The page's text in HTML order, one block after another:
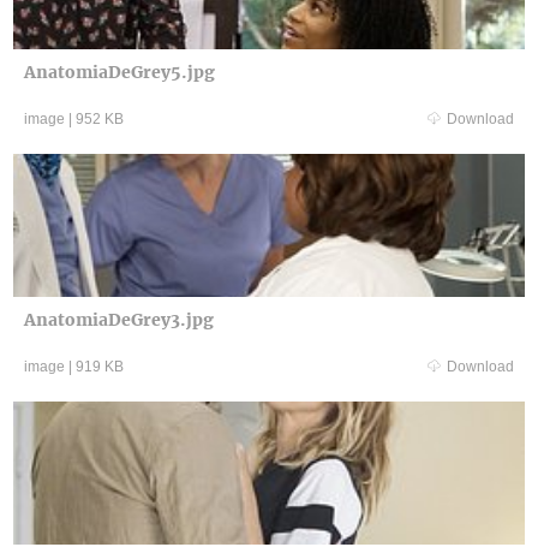
AnatomiaDeGrey5.jpg
image 952 KB Download
AnatomiaDeGrey3.jpg
image 919 KB Download